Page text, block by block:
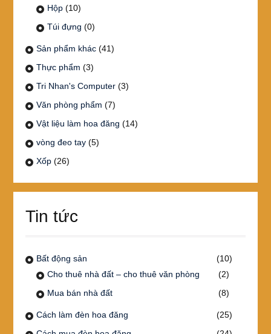
Hộp (10)
Túi đựng (0)
Sản phẩm khác (41)
Thực phẩm (3)
Tri Nhan's Computer (3)
Văn phòng phẩm (7)
Vật liệu làm hoa đăng (14)
vòng đeo tay (5)
Xốp (26)
Tin tức
Bất động sản
(10)
Cho thuê nhà đất – cho thuê văn phòng
(2)
Mua bán nhà đất
(8)
Cách làm đèn hoa đăng
(25)